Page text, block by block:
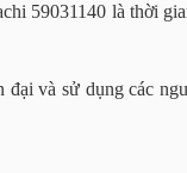
59031140 là thời
và sử dụng các